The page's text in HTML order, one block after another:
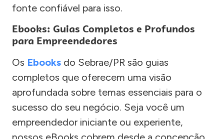
fonte confiável para isso.
Ebooks: Guias Completos e Profundos
para Empreendedores
Os Ebooks do Sebrae/PR são guias
completos que oferecem uma visão
aprofundada sobre temas essenciais para o
sucesso do seu negócio. Seja você um
empreendedor iniciante ou experiente,